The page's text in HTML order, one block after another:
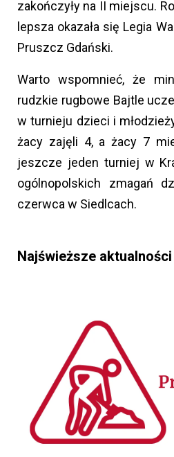
zakończyły na II miejscu.
lepsza okazała się Legia
Pruszcz Gdański.
Warto wspomnieć, że
rudzkie rugbowe Bajtle
w turnieju dzieci i
żacy zajęli 4, a żacy 7
jeszcze jeden turniej w
ogólnopolskich zmagań
czerwca w Siedlcach.
Najświeższe aktualności